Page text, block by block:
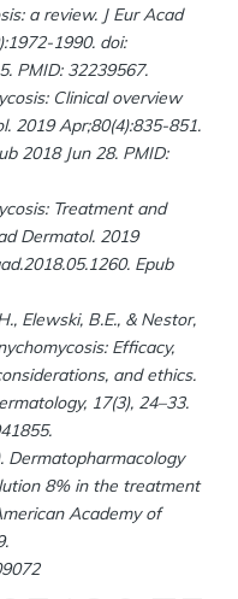
a review. J Eur Acad
1990. doi:
PMID: 32239567.
Clinical overview
2019 Apr;80(4):835-851.
2018 Jun 28. PMID:
Treatment and
Dermatol. 2019
Epub
Elewski, B.E., & Nestor,
Efficacy,
and ethics.
17(3), 24–33.
Dermatopharmacology
8% in the treatment
Academy of